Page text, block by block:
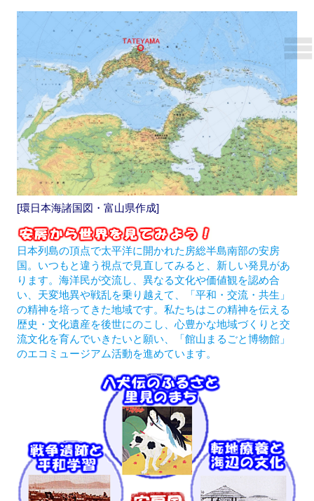
[環日本海諸国図・富山県作成]
日本列島の頂点で太平洋に開かれた房総半島南部の安房
国。いつもと違う視点で見直してみると、新しい発見があ
ります。海洋民が交流し、異なる文化や価値観を認め合
い、天変地異や戦乱を乗り越えて、「平和・交流・共生」
の精神を培ってきた地域です。私たちはこの精神を伝える
歴史・文化遺産を後世にのこし、心豊かな地域づくりと交
流文化を育んでいきたいと願い、「館山まるごと博物館」
のエコミュージアム活動を進めています。